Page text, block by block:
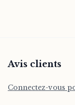
Idéals
de littérature
ces serre-
de
Avis clients
Connectez-vous